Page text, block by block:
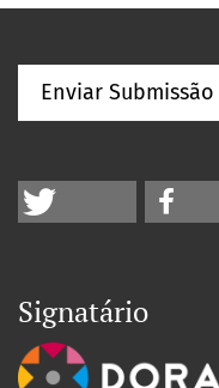
Enviar Submissão
Signatário